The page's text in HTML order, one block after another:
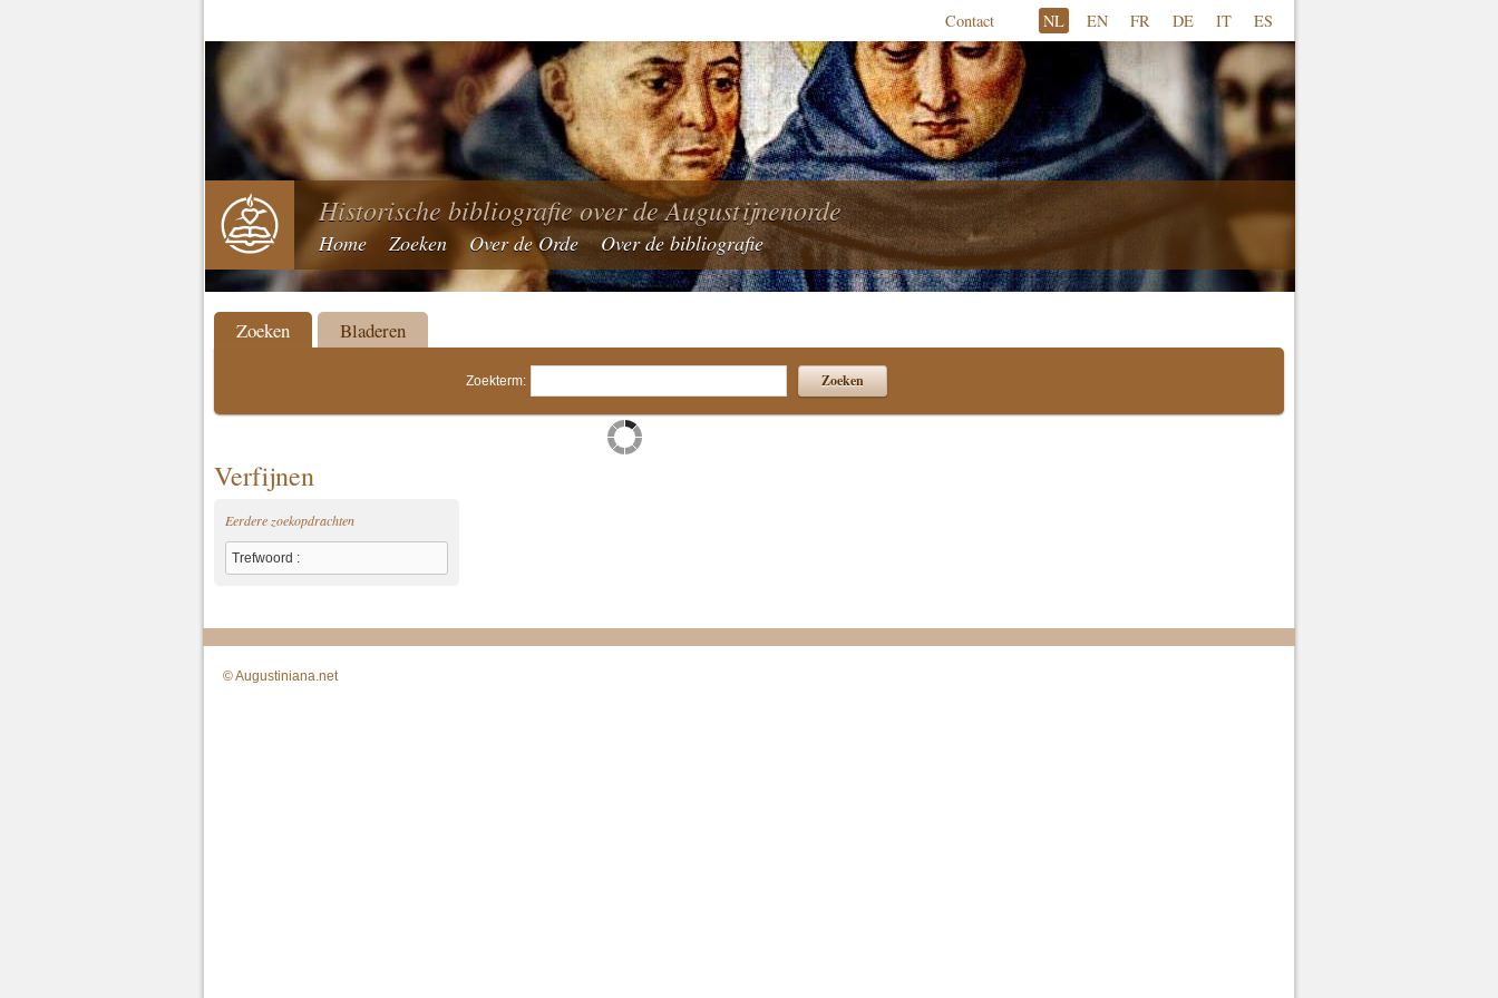
NL EN FR DE IT ES
Contact
Historische bibliografie over de Augustijnenorde
Home Zoeken Over de Orde Over de bibliografie
Zoeken Bladeren
Zoekterm: Zoeken
Verfijnen
Eerdere zoekopdrachten
Trefwoord :
© Augustiniana.net